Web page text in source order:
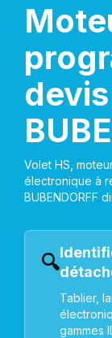
devis
Volet HS,
électronique à
BUBENDORFF
🔍
Tablier,
gammes